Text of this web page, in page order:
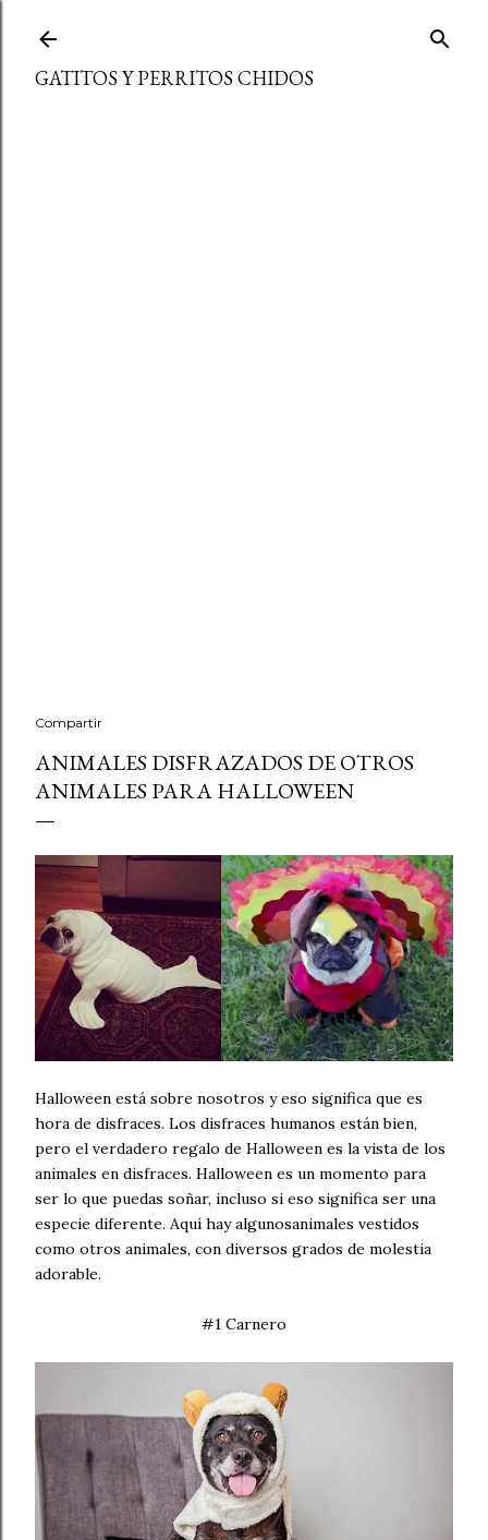
GATITOS Y PERRITOS CHIDOS
Compartir
ANIMALES DISFRAZADOS DE OTROS
ANIMALES PARA HALLOWEEN
Halloween está sobre nosotros y eso significa que es
hora de disfraces. Los disfraces humanos están bien,
pero el verdadero regalo de Halloween es la vista de los
animales en disfraces. Halloween es un momento para
ser lo que puedas soñar, incluso si eso significa ser una
especie diferente. Aquí hay algunosanimales vestidos
como otros animales, con diversos grados de molestia
adorable.
#1 Carnero